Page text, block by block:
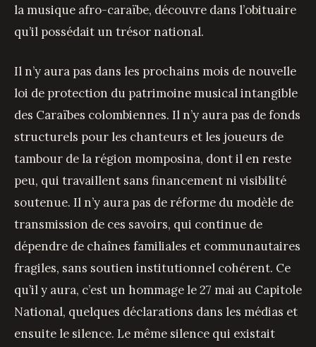
la musique afro-caraïbe, découvre dans l’obituaire
qu’il possédait un trésor national.
Il n’y aura pas dans les prochains mois de nouvelle
loi de protection du patrimoine musical intangible
des Caraïbes colombiennes. Il n’y aura pas de fonds
structurels pour les chanteurs et les joueurs de
tambour de la région momposina, dont il en reste
peu, qui travaillent sans financement ni visibilité
soutenue. Il n’y aura pas de réforme du modèle de
transmission de ces savoirs, qui continue de
dépendre de chaînes familiales et communautaires
fragiles, sans soutien institutionnel cohérent. Ce
qu’il y aura, c’est un hommage le 27 mai au Capitole
National, quelques déclarations dans les médias et
ensuite le silence. Le même silence qui existait